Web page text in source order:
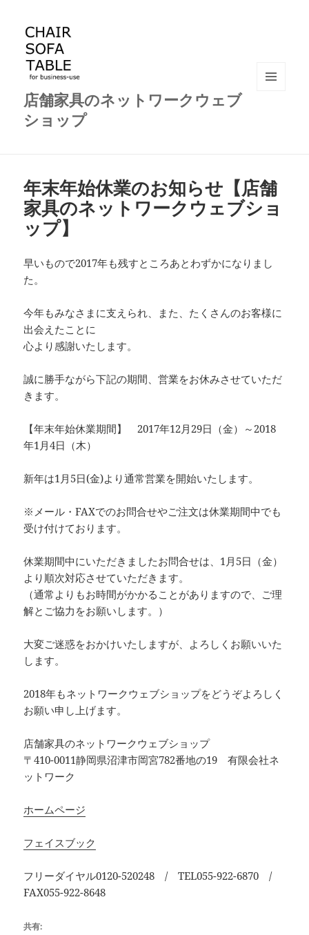
店舗家具のネットワークウェブ
ショップ
年末年始休業のお知らせ【店舗
家具のネットワークウェブショ
ップ】
早いもので2017年も残すところあとわずかになりまし
た。
今年もみなさまに支えられ、また、たくさんのお客様に
出会えたことに
心より感謝いたします。
誠に勝手ながら下記の期間、営業をお休みさせていただ
きます。
【年末年始休業期間】 2017年12月29日（金）～2018
年1月4日（木）
新年は1月5日(金)より通常営業を開始いたします。
※メール・FAXでのお問合せやご注文は休業期間中でも
受け付けております。
休業期間中にいただきましたお問合せは、1月5日（金）
より順次対応させていただきます。
（通常よりもお時間がかかることがありますので、ご理
解とご協力をお願いします。）
大変ご迷惑をおかけいたしますが、よろしくお願いいた
します。
2018年もネットワークウェブショップをどうぞよろしく
お願い申し上げます。
店舗家具のネットワークウェブショップ
〒410-0011静岡県沼津市岡宮782番地の19 有限会社ネ
ットワーク
ホームページ
フェイスブック
フリーダイヤル0120-520248 / TEL055-922-6870 /
FAX055-922-8648
共有: